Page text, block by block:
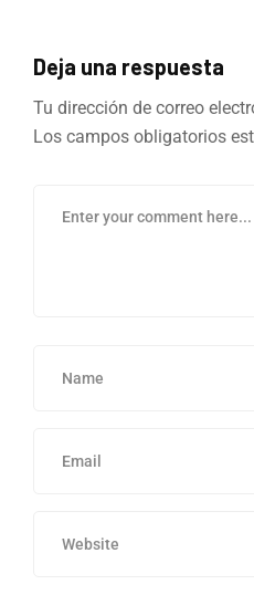
Deja una respuesta
Tu dirección de correo
Los campos obligatorios